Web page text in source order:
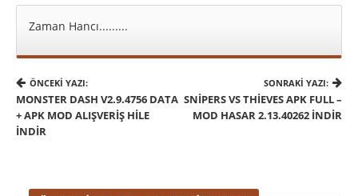
Zaman Hancı.........
ÖNCEKI YAZI:
MONSTER DASH V2.9.4756 DATA
+ APK MOD ALIŞVERIŞ HILE
İNDIR
SONRAKI YAZI:
SNIPERS VS THIEVES APK FULL –
MOD HASAR 2.13.40262 İNDIR